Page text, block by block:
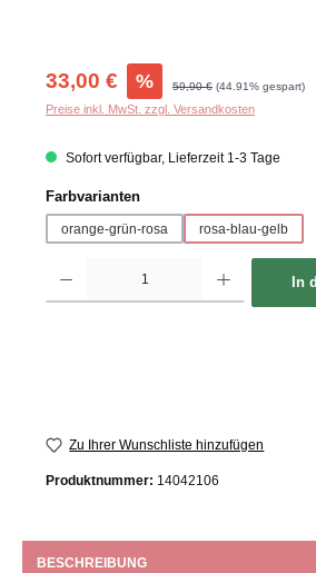
Verkaufspreis:
33,00 € % Regulärer Preis:
59,90 € (44.91% gespart)
Preise inkl. MwSt. zzgl. Versandkosten
Sofort verfügbar, Lieferzeit 1-3 Tage
Farbvariantenauswählen
orange-grün-rosa rosa-blau-gelb
In
Zu Ihrer Wunschliste hinzufügen
Produktnummer: 14042106
BESCHREIBUNG